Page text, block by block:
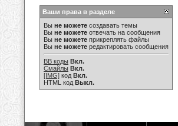
Ваши права в разделе
Вы не можете создавать темы
Вы не можете отвечать на сообщения
Вы не можете прикреплять файлы
Вы не можете редактировать сообщения
BB коды Вкл.
Смайлы Вкл.
[IMG] код Вкл.
HTML код Выкл.